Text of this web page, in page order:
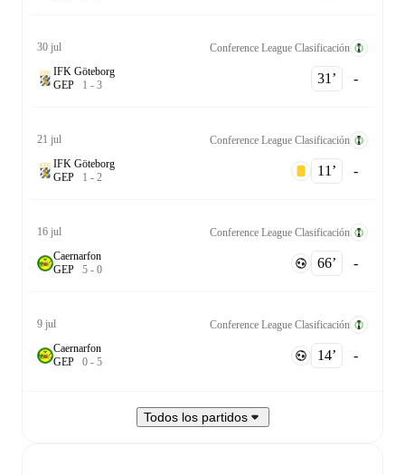
30 jul
Conference League Clasificación
IFK Göteborg
GEP 1 - 3 31‎’‎ -
21 jul
Conference League Clasificación
IFK Göteborg
GEP 1 - 2 11‎’‎ -
16 jul
Conference League Clasificación
Caernarfon
GEP 5 - 0 66‎’‎ -
9 jul
Conference League Clasificación
Caernarfon
GEP 0 - 5 14‎’‎ -
Todos los partidos